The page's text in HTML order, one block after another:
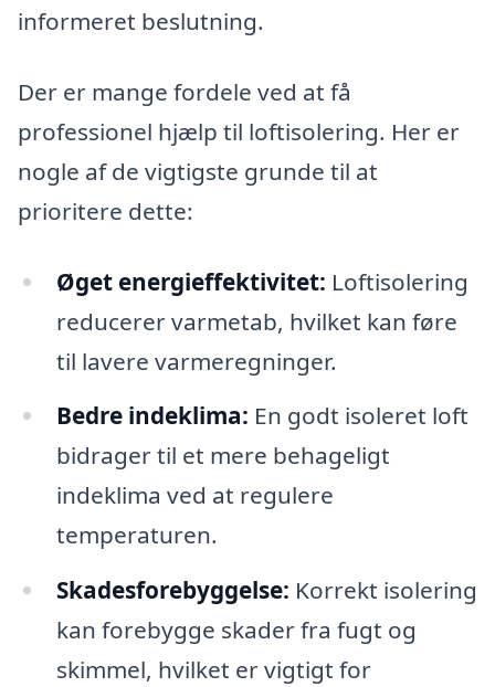
informeret beslutning.
Der er mange fordele ved at få
professionel hjælp til loftisolering. Her er
nogle af de vigtigste grunde til at
prioritere dette:
Øget energieffektivitet: Loftisolering
reducerer varmetab, hvilket kan føre
til lavere varmeregninger.
Bedre indeklima: En godt isoleret loft
bidrager til et mere behageligt
indeklima ved at regulere
temperaturen.
Skadesforebyggelse: Korrekt isolering
kan forebygge skader fra fugt og
skimmel, hvilket er vigtigt for